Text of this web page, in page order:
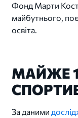
Фонд Марти
майбутнього,
освіта.
МАЙЖЕ
За даними